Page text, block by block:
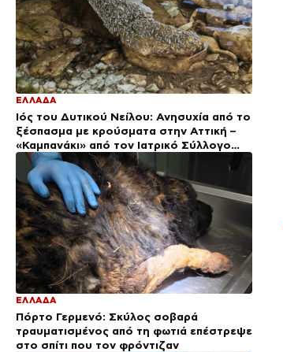
ΕΛΛΑΔΑ
Ιός του Δυτικού Νείλου: Ανησυχία από το
ξέσπασμα με κρούσματα στην Αττική –
«Καμπανάκι» από τον Ιατρικό Σύλλογο
Αθηνών για την προστασία της δημόσιας
υγείας
ΕΛΛΑΔΑ
Πόρτο Γερμενό: Σκύλος σοβαρά
τραυματισμένος από τη φωτιά επέστρεψε
στο σπίτι που τον φρόντιζαν